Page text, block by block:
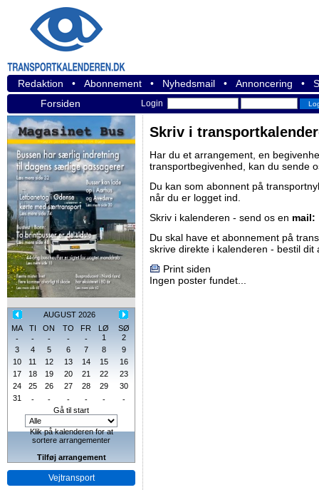
Redaktion • Abonnement • Nyhedsmail • Annoncering •
Forsiden
Login
AUGUST 2026
MA
TI ON TO FR LØ
SØ
-
- - - - 1
2
3
4 5 6 7 8
9
10
11 12 13 14 15
16
17
18 19 20 21 22
23
24
25 26 27 28 29
30
31
- - - - -
-
Gå til start
Klik på kalenderen for at
sortere arrangementer
Tilføj arrangement
Vejtransport
Skriv i
Har du et arrangement, en
transportbegivenhed, kan du sende
Du kan som abonnent på
når du er logget ind.
Skriv i kalenderen - send os en mail:
Du skal have et abonnement på
skrive direkte i kalenderen - bestil dit
Print siden
Ingen poster fundet...